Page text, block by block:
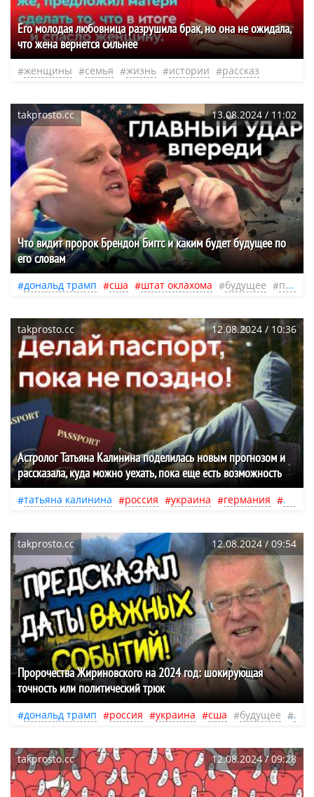
Его молодая любовница разрушила брак, но она не ожидала,
что жена вернется сильнее
женщины семья жизнь истории рассказ
takprosto.cc 13.08.2024 / 11:02
Что видит пророк Брендон Биггс и каким будет будущее по
его словам
дональд трамп сша штат оклахома будущее пророк
takprosto.cc 12.08.2024 / 10:36
Астролог Татьяна Калинина поделилась новым прогнозом и
рассказала, куда можно уехать, пока еще есть возможность
татьяна калинина россия украина германия
takprosto.cc 12.08.2024 / 09:54
Пророчества Жириновского на 2024 год: шокирующая
точность или политический трюк
дональд трамп россия украина сша будущее
takprosto.cc 12.08.2024 / 09:28